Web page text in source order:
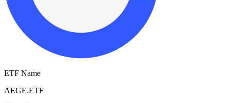
ETF Name
AEGE.ETF